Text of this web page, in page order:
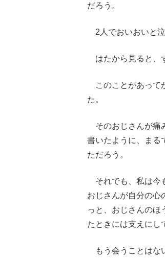
だろう。
2人でおいおいと泣
はたから見ると、
このことがあって
た。
そのおじさんが痛
書いたように、まる
ただろう。
それでも、私は今
おじさんが自分の
っと、おじさんのほ
たときには支えにし
もう会うことはな